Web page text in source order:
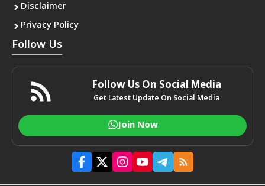
Disclaimer
Privacy Policy
Follow Us
Follow Us On Social Media
Get Latest Update On Social Media
Join Now